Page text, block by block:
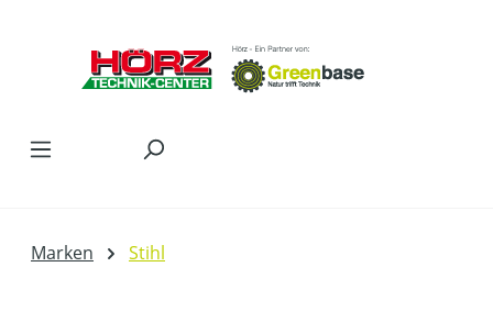
Marken Stihl